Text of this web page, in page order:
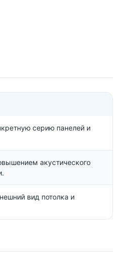
серию панелей и
акустического
вид потолка и